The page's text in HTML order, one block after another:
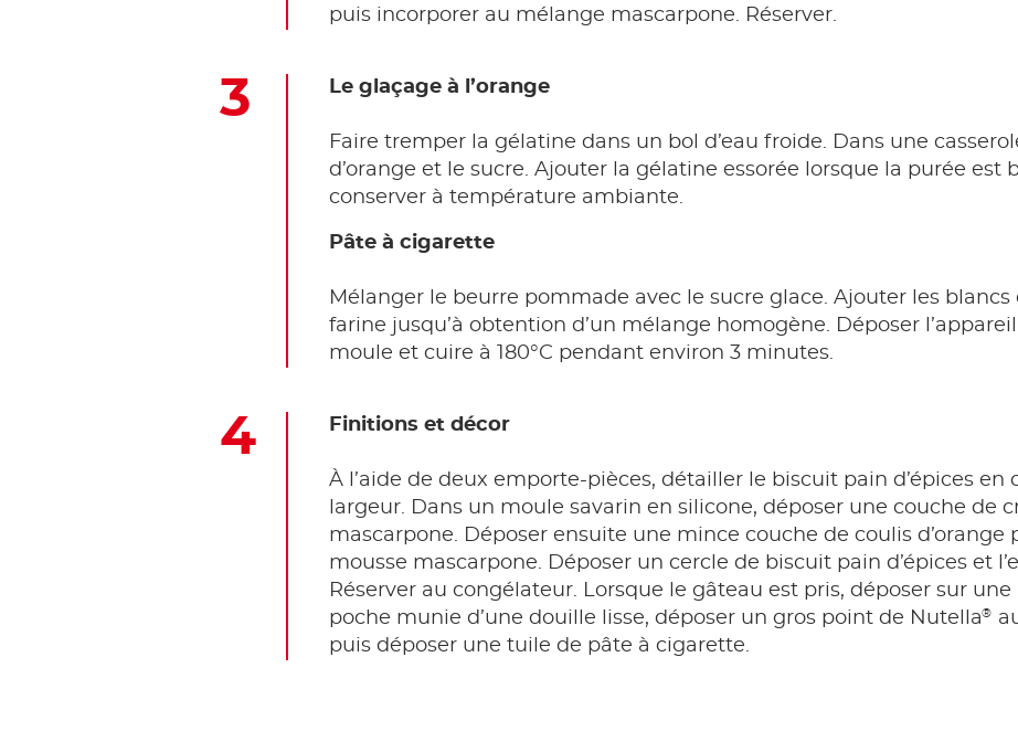
puis incorporer au mélange mascarpone. Réserver.
Le glaçage à l’orange
Faire tremper la gélatine dans un bol d’eau froide. Dans une
d’orange et le sucre. Ajouter la gélatine essorée lorsque la purée est
conserver à température ambiante.
Pâte à cigarette
Mélanger le beurre pommade avec le sucre glace. Ajouter les blancs
farine jusqu’à obtention d’un mélange homogène. Déposer
moule et cuire à 180°C pendant environ 3 minutes.
Finitions et décor
À l’aide de deux emporte-pièces, détailler le biscuit pain d’épices en
largeur. Dans un moule savarin en silicone, déposer une couche de
mascarpone. Déposer ensuite une mince couche de coulis d’orange
mousse mascarpone. Déposer un cercle de biscuit pain d’épices et
Réserver au congélateur. Lorsque le gâteau est pris, déposer sur une
poche munie d’une douille lisse, déposer un gros point de Nutella®
puis déposer une tuile de pâte à cigarette.